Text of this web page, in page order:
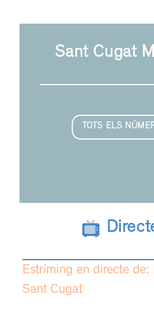
Sant Cugat
TOTS ELS
Estríming en directe de:
Sant Cugat